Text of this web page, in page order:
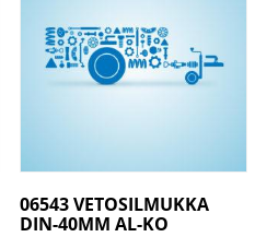
06543 VETOSILMUKKA
DIN-40MM AL-KO